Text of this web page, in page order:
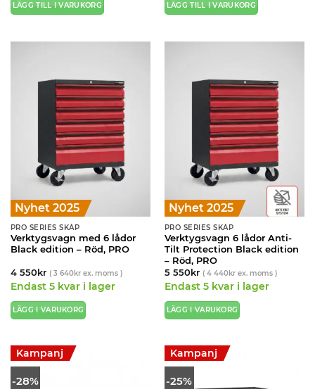
LÄGG TILL I VARUKORG LÄGG TILL I VARUKORG
Nyhet 2025
PRO SERIES SKÅP
Verktygsvagn med 6 lådor
Black edition – Röd, PRO
4 550kr ( 3 640krex. moms )
Endast 5 kvar i lager
LÄGG I VARUKORG
Nyhet 2025
PRO SERIES SKÅP
Verktygsvagn 6 lådor Anti-
Tilt Protection Black edition
– Röd, PRO
5 550kr ( 4 440krex. moms )
Endast 5 kvar i lager
LÄGG I VARUKORG
-28%
Kampanj
-25%
Kampanj